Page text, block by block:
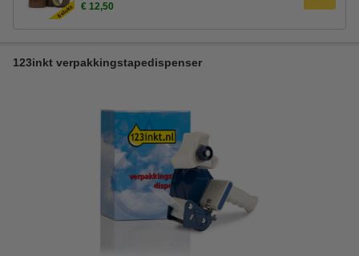
€ 12,50
123inkt verpakkingstapedispenser